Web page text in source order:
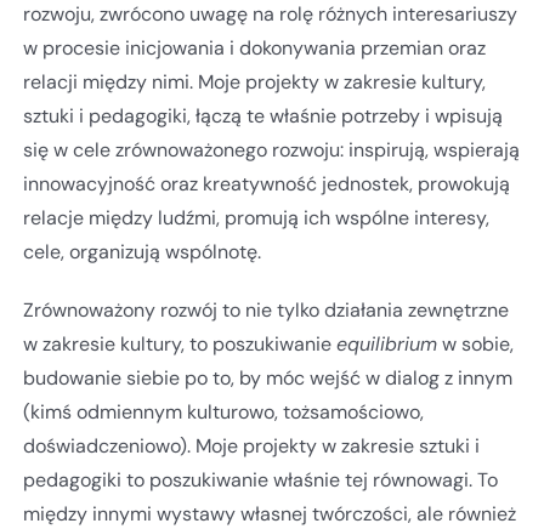
rozwoju, zwrócono uwagę na rolę różnych interesariuszy
w procesie inicjowania i dokonywania przemian oraz
relacji między nimi. Moje projekty w zakresie kultury,
sztuki i pedagogiki, łączą te właśnie potrzeby i wpisują
się w cele zrównoważonego rozwoju: inspirują, wspierają
innowacyjność oraz kreatywność jednostek, prowokują
relacje między ludźmi, promują ich wspólne interesy,
cele, organizują wspólnotę.
Zrównoważony rozwój to nie tylko działania zewnętrzne
w zakresie kultury, to poszukiwanieequilibriumw sobie,
budowanie siebie po to, by móc wejść w dialog z innym
(kimś odmiennym kulturowo, tożsamościowo,
doświadczeniowo). Moje projekty w zakresie sztuki i
pedagogiki to poszukiwanie właśnie tej równowagi. To
między innymi wystawy własnej twórczości, ale również